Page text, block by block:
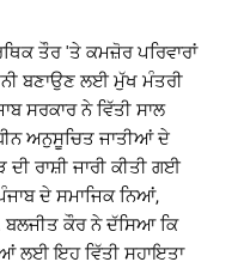
ਤੌਰ 'ਤੇ ਕਮਜ਼ੋਰ ਪਰਿਵਾਰਾਂ
ਬਣਾਉਣ ਲਈ ਮੁੱਖ ਮੰਤਰੀ
ਸਰਕਾਰ ਨੇ ਵਿੱਤੀ ਸਾਲ
ਅਨੁਸੂਚਿਤ ਜਾਤੀਆਂ ਦੇ
ਰਾਸ਼ੀ ਜਾਰੀ ਕੀਤੀ ਗਈ
ਦੇ ਸਮਾਜਿਕ ਨਿਆਂ,
ਬਲਜੀਤ ਕੌਰ ਨੇ ਦੱਸਿਆ ਕਿ
ਲਈ ਇਹ ਵਿੱਤੀ ਸਹਾਇਤਾ